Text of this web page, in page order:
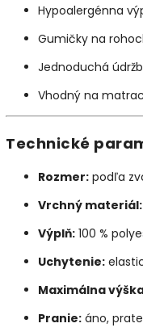
Hypoalergénna
Gumičky na
Jednoduchá
Vhodný na
Technické
Rozmer: podľa
Vrchný materiál:
Výplň: 100 %
Uchytenie:
Maximálna
Pranie: áno,